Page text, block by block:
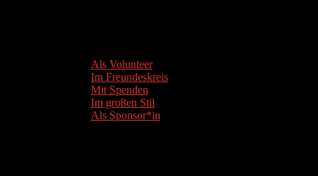
Als Volunteer
Im Freundeskreis
Mit Spenden
Im großen Stil
Als Sponsor*in